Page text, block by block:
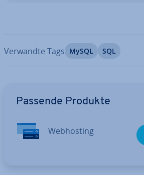
Verwandte Tags MySQL SQL
Passende Produkte
Web­hos­ting